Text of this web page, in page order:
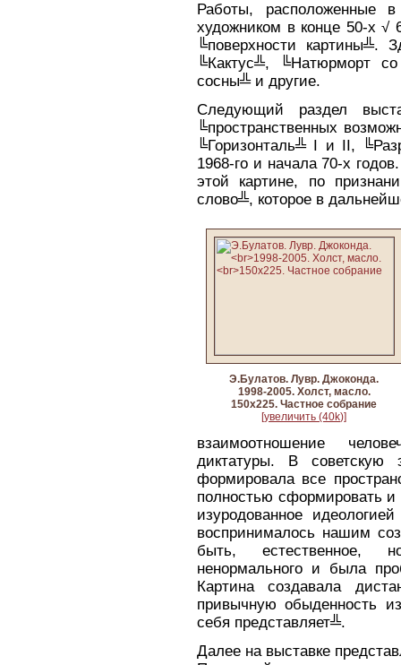
Работы, расположенные
художником в конце 50-х √
╚поверхности картины╩.
╚Кактус╩, ╚Натюрморт
сосны╩ и другие.
Следующий раздел
╚пространственных
╚Горизонталь╩ I и II,
1968-го и начала 70-х
этой картине, по
слово╩, которое в
Э.Булатов. Лувр. Джоконда.
1998-2005. Холст, масло.
150х225. Частное собрание
[увеличить (40k)]
взаимоотношение
диктатуры. В советскую
формировала все
полностью сформировать
изуродованное
воспринималось нашим
быть, естественное,
ненормального и была
Картина создавала
привычную обыденность
себя представляет╩.
Далее на выставке